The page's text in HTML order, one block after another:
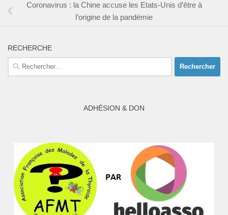
Coronavirus : la Chine accuse les Etats-Unis d’être à
l’origine de la pandémie
RECHERCHE
Rechercher :
ADHÉSION & DON